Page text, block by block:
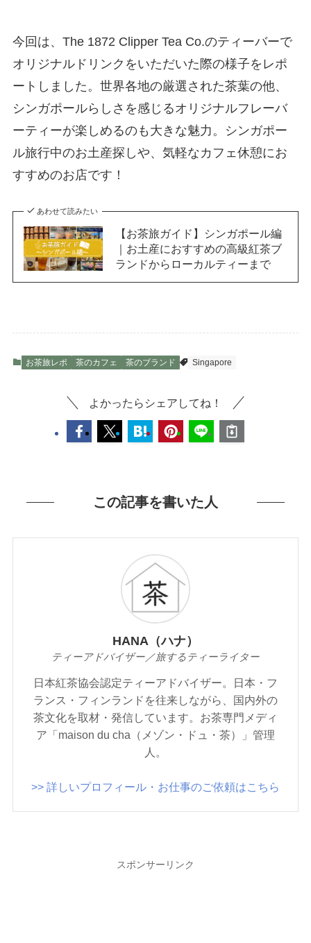
今回は、The 1872 Clipper Tea Co.のティーバーで
オリジナルドリンクをいただいた際の様子をレポ
ートしました。世界各地の厳選された茶葉の他、
シンガポールらしさを感じるオリジナルフレーバ
ーティーが楽しめるのも大きな魅力。シンガポー
ル旅行中のお土産探しや、気軽なカフェ休憩にお
すすめのお店です！
あわせて読みたい
【お茶旅ガイド】シンガポール編
｜お土産におすすめの高級紅茶ブ
ランドからローカルティーまで
お茶旅レポ 茶のカフェ 茶のブランド Singapore
よかったらシェアしてね！
この記事を書いた人
HANA（ハナ）
ティーアドバイザー／旅するティーライター
日本紅茶協会認定ティーアドバイザー。日本・フ
ランス・フィンランドを往来しながら、国内外の
茶文化を取材・発信しています。お茶専門メディ
ア「maison du cha（メゾン・ドュ・茶）」管理
人。
>> 詳しいプロフィール・お仕事のご依頼はこちら
スポンサーリンク